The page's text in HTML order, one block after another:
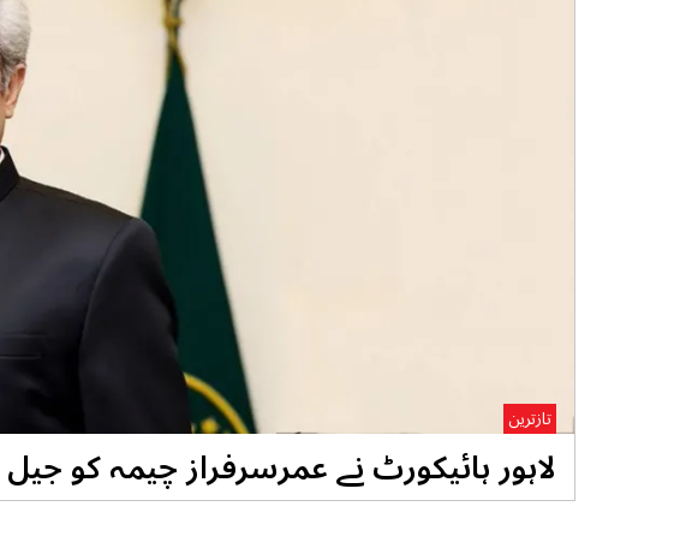
لاہور ہائیکورٹ نے عمرسرفراز چیمہ کو
تازترین